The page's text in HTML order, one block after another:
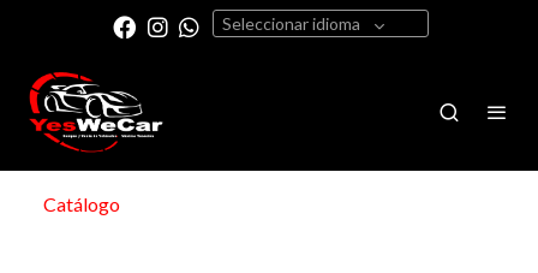
Seleccionar idioma
Catálogo